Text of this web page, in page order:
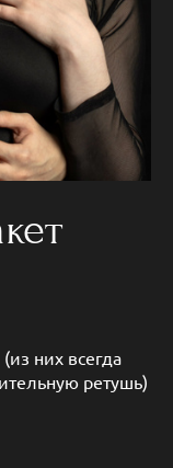
них всегда
ретушь)